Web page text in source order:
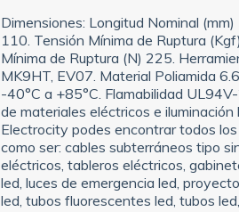
Dimensiones: Longitud Nominal
110. Tensión Mínima de Ruptura
Mínima de Ruptura (N) 225.
MK9HT, EV07. Material Poliamida
-40°C a +85°C. Flamabilidad
de materiales eléctricos e
Electrocity podes encontrar todos
como ser: cables subterráneos tipo
eléctricos, tableros eléctricos,
led, luces de emergencia led,
led, tubos fluorescentes led, tubos